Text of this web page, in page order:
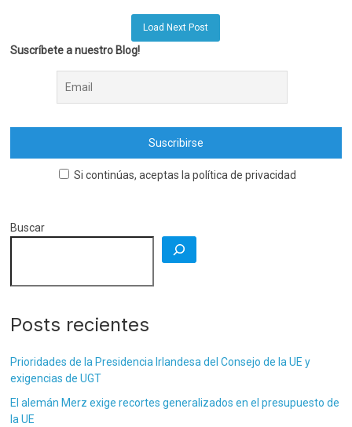
Load Next Post
Suscríbete a nuestro Blog!
Si continúas, aceptas la política de privacidad
Buscar
Posts recientes
Prioridades de la Presidencia Irlandesa del Consejo de la UE y
exigencias de UGT
El alemán Merz exige recortes generalizados en el presupuesto de
la UE